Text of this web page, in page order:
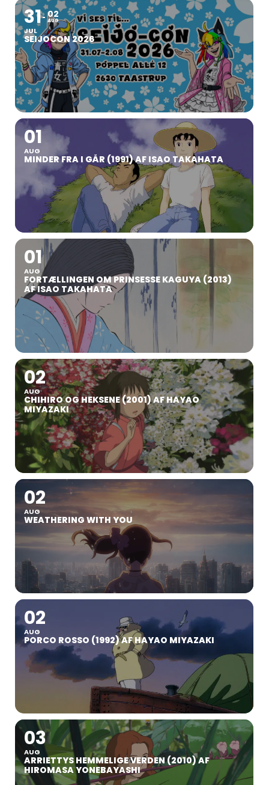
31
JUL
02
AUG
SEIJOCON 2026
01
AUG
MINDER FRA I GÅR (1991) AF ISAO TAKAHATA
01
AUG
FORTÆLLINGEN OM PRINSESSE KAGUYA (2013)
AF ISAO TAKAHATA
02
AUG
CHIHIRO OG HEKSENE (2001) AF HAYAO
MIYAZAKI
02
AUG
WEATHERING WITH YOU
02
AUG
PORCO ROSSO (1992) AF HAYAO MIYAZAKI
03
AUG
ARRIETTYS HEMMELIGE VERDEN (2010) AF
HIROMASA YONEBAYASHI